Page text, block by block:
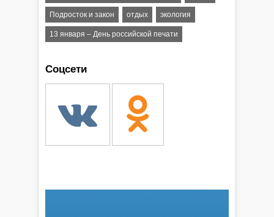
Подросток и закон отдых экология
13 января – День российской печати
Соцсети